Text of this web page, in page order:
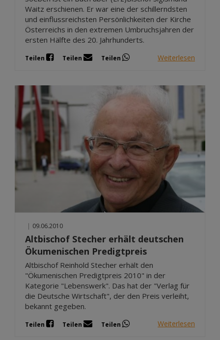
Waitz erschienen. Er war eine der schillerndsten
und einflussreichsten Persönlichkeiten der Kirche
Österreichs in den extremen Umbruchsjahren der
ersten Hälfte des 20. Jahrhunderts.
Teilen Teilen Teilen Weiterlesen
| 09.06.2010
Altbischof Stecher erhält deutschen
Ökumenischen Predigtpreis
Altbischof Reinhold Stecher erhält den
"Ökumenischen Predigtpreis 2010" in der
Kategorie "Lebenswerk". Das hat der "Verlag für
die Deutsche Wirtschaft", der den Preis verleiht,
bekannt gegeben.
Teilen Teilen Teilen Weiterlesen